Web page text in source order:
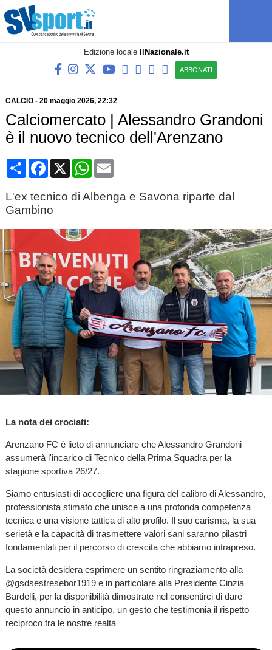
Edizione locale IlNazionale.it
ABBONATI
CALCIO- 20 maggio 2026, 22:32
Calciomercato | Alessandro Grandoni
è il nuovo tecnico dell'Arenzano
CondividiFacebook
X WhatsApp
Email
L'ex tecnico di Albenga e Savona riparte dal
Gambino
La nota dei crociati:
Arenzano FC è lieto di annunciare che Alessandro Grandoni
assumerà l'incarico di Tecnico della Prima Squadra per la
stagione sportiva 26/27.
​Siamo entusiasti di accogliere una figura del calibro di Alessandro,
professionista stimato che unisce a una profonda competenza
tecnica e una visione tattica di alto profilo. Il suo carisma, la sua
serietà e la capacità di trasmettere valori sani saranno pilastri
fondamentali per il percorso di crescita che abbiamo intrapreso.
​La società desidera esprimere un sentito ringraziamento alla
@gsdsestresebor1919 e in particolare alla Presidente Cinzia
Bardelli, per la disponibilità dimostrate nel consentirci di dare
questo annuncio in anticipo, un gesto che testimonia il rispetto
reciproco tra le nostre realtà